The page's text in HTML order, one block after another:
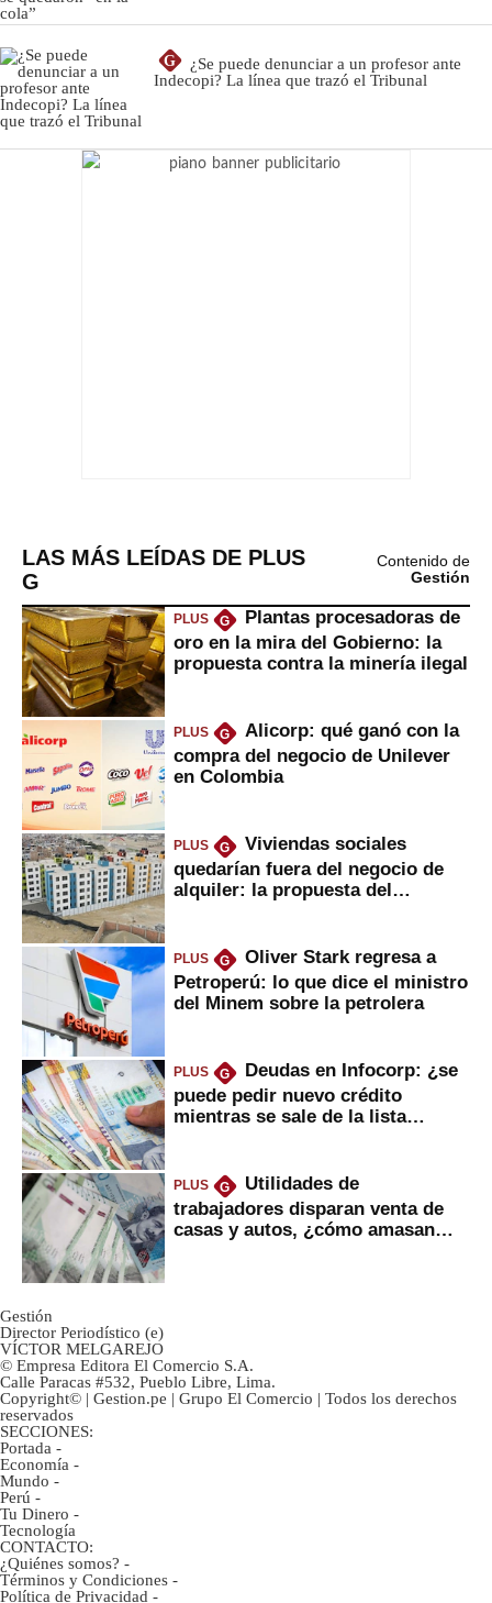
G
¿Se puede denunciar a un profesor ante
Indecopi? La línea que trazó el Tribunal
LAS MÁS LEÍDAS DE PLUS
G
Contenido de
Gestión
PLUS G
Plantas procesadoras de
oro en la mira del Gobierno: la
propuesta contra la minería ilegal
PLUS G
Alicorp: qué ganó con la
compra del negocio de Unilever
en Colombia
PLUS G
Viviendas sociales
quedarían fuera del negocio de
alquiler: la propuesta del
PLUS G
Oliver Stark regresa a
Petroperú: lo que dice el ministro
del Minem sobre la petrolera
PLUS G
Deudas en Infocorp: ¿se
puede pedir nuevo crédito
mientras se sale de la lista
PLUS G
Utilidades de
trabajadores disparan venta de
casas y autos, ¿cómo amasan
Gestión
Director Periodístico (e)
VÍCTOR MELGAREJO
© Empresa Editora El Comercio S.A.
Calle Paracas #532, Pueblo Libre, Lima.
Copyright© | Gestion.pe | Grupo El Comercio | Todos los derechos
reservados
SECCIONES:
Portada -
Economía -
Mundo -
Perú -
Tu Dinero -
Tecnología
CONTACTO:
¿Quiénes somos? -
Términos y Condiciones -
Política de Privacidad -